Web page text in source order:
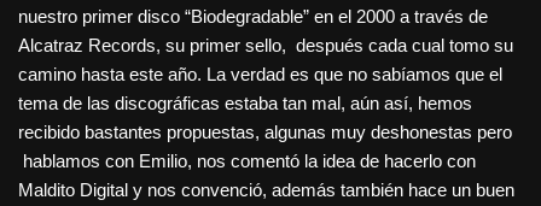
nuestro primer disco “Biodegradable” en el 2000 a través de
Alcatraz Records, su primer sello, después cada cual tomo su
camino hasta este año. La verdad es que no sabíamos que el
tema de las discográficas estaba tan mal, aún así, hemos
recibido bastantes propuestas, algunas muy deshonestas pero
hablamos con Emilio, nos comentó la idea de hacerlo con
Maldito Digital y nos convenció, además también hace un buen